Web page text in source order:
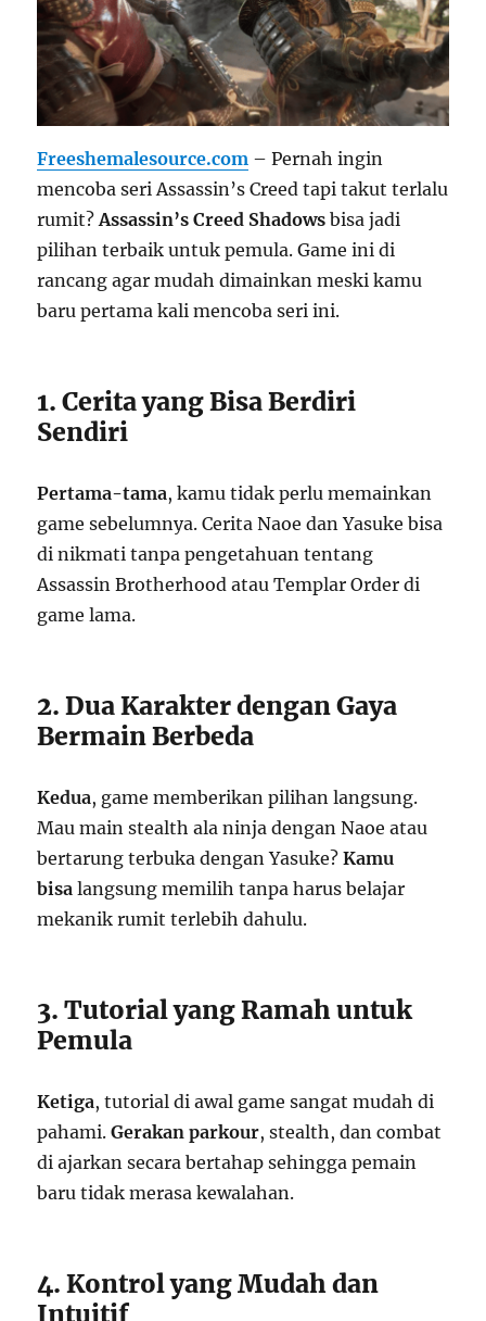
Freeshemalesource.com – Pernah ingin
mencoba seri Assassin’s Creed tapi takut terlalu
rumit?Assassin’s Creed Shadows bisa jadi
pilihan terbaik untuk pemula. Game ini di
rancang agar mudah dimainkan meski kamu
baru pertama kali mencoba seri ini.
1. Cerita yang Bisa Berdiri
Sendiri
Pertama-tama, kamu tidak perlu memainkan
game sebelumnya. Cerita Naoe dan Yasuke bisa
di nikmati tanpa pengetahuan tentang
Assassin Brotherhood atau Templar Order di
game lama.
2. Dua Karakter dengan Gaya
Bermain Berbeda
Kedua, game memberikan pilihan langsung.
Mau main stealth ala ninja dengan Naoe atau
bertarung terbuka dengan Yasuke?Kamu
bisa langsung memilih tanpa harus belajar
mekanik rumit terlebih dahulu.
3. Tutorial yang Ramah untuk
Pemula
Ketiga, tutorial di awal game sangat mudah di
pahami.Gerakan parkour, stealth, dan combat
di ajarkan secara bertahap sehingga pemain
baru tidak merasa kewalahan.
4. Kontrol yang Mudah dan
Intuitif